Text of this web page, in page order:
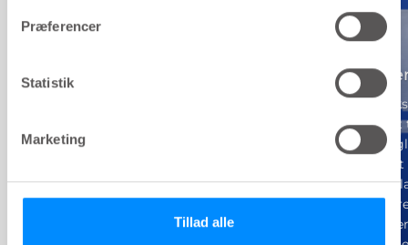
Præferencer
Statistik
Marketing
Tillad alle
System
irrigation (TAI). Det er det
tilbyder både manuel og
elektronisk kontrol for effektivt
at lindre tarmlækage eller
Navina
En blød og
der er
komplet
hjælper med
utilsigtet
skabt til at
med sin form